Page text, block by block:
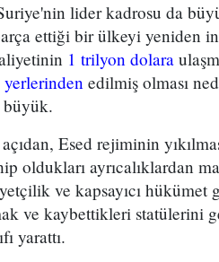
lider kadrosu da
ettiği bir ülkeyi yeniden
1 trilyon dolara
yerlerinden edilmiş olması
Esed rejiminin
oldukları ayrıcalıklardan
ve kapsayıcı hükümet
ve kaybettikleri statülerini
yarattı.